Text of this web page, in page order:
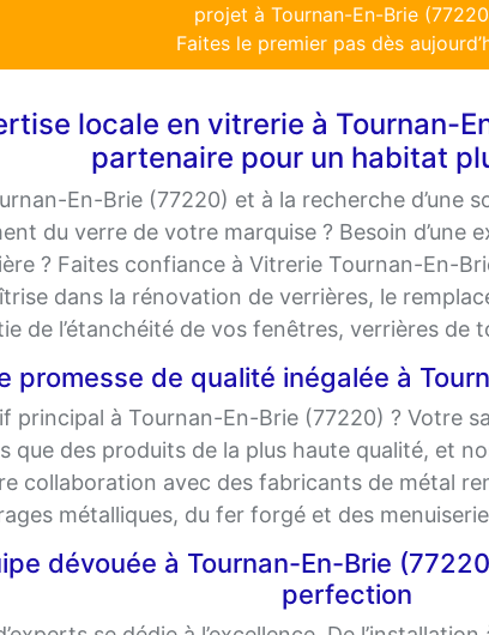
projet à Tournan-En-Brie
Faites le premier pas dès
locale en vitrerie à Tournan-
partenaire pour un habitat
En-Brie (77220) et à la recherche d’une
du verre de votre marquise ? Besoin d’une
? Faites confiance à Vitrerie Tournan-En-
dans la rénovation de verrières, le
de l’étanchéité de vos fenêtres, verrières de
promesse de qualité inégalée à
principal à Tournan-En-Brie (77220) ? Votre
que des produits de la plus haute qualité, et
collaboration avec des fabricants de métal
métalliques, du fer forgé et des
dévouée à Tournan-En-Brie
perfection